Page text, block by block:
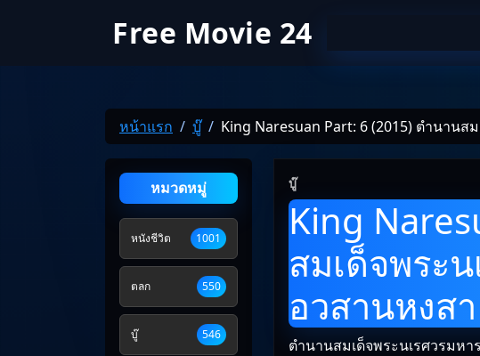
Free Movie 24
หน้าแรก บู๊ King Naresuan Part: 6 (2015) ตํานานส
หมวดหมู่
หนังชีวิต 1001
ตลก 550
บู๊ 546
บู๊
King
สมเด็จพระ
อวสานหงสา
ตํานานสมเด็จพระนเรศวรมห